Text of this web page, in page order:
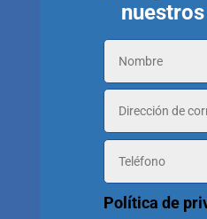
Política de